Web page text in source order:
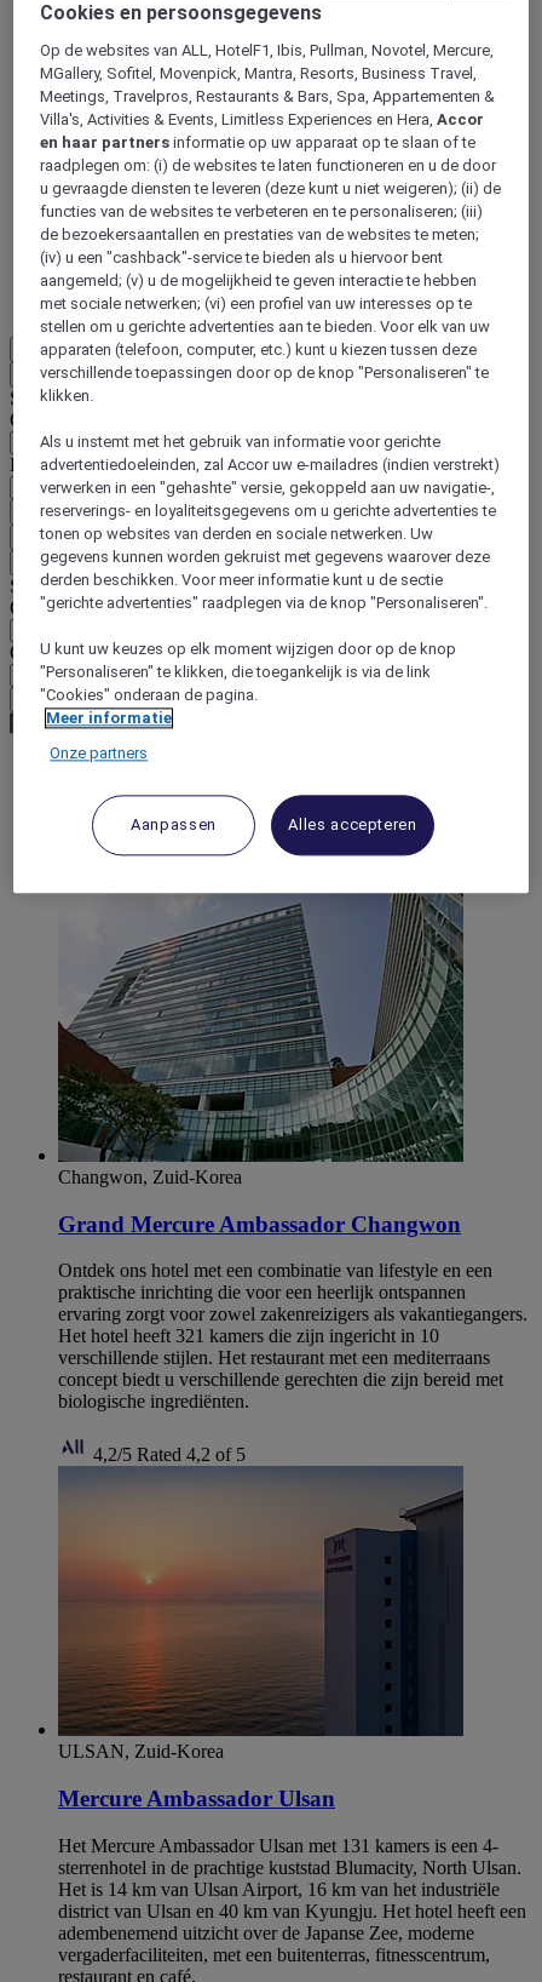
ALL Accor+ Voyager
15% korting het hele jaardoor op uw verblijven bij
+30 merken
WORD NU LID
Meer
Terug
Selecteer hieronder uw land en taal
Geografische zone
Land/regio-taal
Bevestig mijn land en taal
EUR (€)
Terug
Selecteer hieronder uw valuta
Geografische zone
Offerte
Bevestig mijn valuta
Asia
South Korea
Changwon, Zuid-Korea
Grand Mercure Ambassador Changwon
Ontdek ons hotel met een combinatie van lifestyle en een
praktische inrichting die voor een heerlijk ontspannen
ervaring zorgt voor zowel zakenreizigers als vakantiegangers.
Het hotel heeft 321 kamers die zijn ingericht in 10
verschillende stijlen. Het restaurant met een mediterraans
concept biedt u verschillende gerechten die zijn bereid met
biologische ingrediënten.
4,2/5 Rated 4,2 of 5
ULSAN, Zuid-Korea
Mercure Ambassador Ulsan
Het Mercure Ambassador Ulsan met 131 kamers is een 4-
sterrenhotel in de prachtige kuststad Blumacity, North Ulsan.
Het is 14 km van Ulsan Airport, 16 km van het industriële
district van Ulsan en 40 km van Kyungju. Het hotel heeft een
adembenemend uitzicht over de Japanse Zee, moderne
vergaderfaciliteiten, met een buitenterras, fitnesscentrum,
restaurant en café.
Cookies en persoonsgegevens
Op de websites van ALL, HotelF1, Ibis, Pullman, Novotel, Mercure,
MGallery, Sofitel, Movenpick, Mantra, Resorts, Business Travel,
Meetings, Travelpros, Restaurants & Bars, Spa, Appartementen &
Villa's, Activities & Events, Limitless Experiences en Hera,Accor
en haar partners informatie op uw apparaat op te slaan of te
raadplegen om: (i) de websites te laten functioneren en u de door
u gevraagde diensten te leveren (deze kunt u niet weigeren); (ii) de
functies van de websites te verbeteren en te personaliseren; (iii)
de bezoekersaantallen en prestaties van de websites te meten;
(iv) u een "cashback"-service te bieden als u hiervoor bent
aangemeld; (v) u de mogelijkheid te geven interactie te hebben
met sociale netwerken; (vi) een profiel van uw interesses op te
stellen om u gerichte advertenties aan te bieden. Voor elk van uw
apparaten (telefoon, computer, etc.) kunt u kiezen tussen deze
verschillende toepassingen door op de knop "Personaliseren" te
klikken.
Als u instemt met het gebruik van informatie voor gerichte
advertentiedoeleinden, zal Accor uw e-mailadres (indien verstrekt)
verwerken in een "gehashte" versie, gekoppeld aan uw navigatie-,
reserverings- en loyaliteitsgegevens om u gerichte advertenties te
tonen op websites van derden en sociale netwerken. Uw
gegevens kunnen worden gekruist met gegevens waarover deze
derden beschikken. Voor meer informatie kunt u de sectie
"gerichte advertenties" raadplegen via de knop "Personaliseren".
U kunt uw keuzes op elk moment wijzigen door op de knop
"Personaliseren" te klikken, die toegankelijk is via de link
"Cookies" onderaan de pagina.
Meer informatie
Onze partners
Aanpassen Alles accepteren